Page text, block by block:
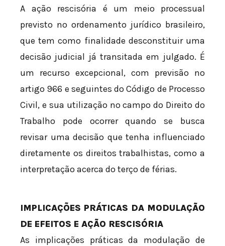
A ação rescisória é um meio processual
previsto no ordenamento jurídico brasileiro,
que tem como finalidade desconstituir uma
decisão judicial já transitada em julgado. É
um recurso excepcional, com previsão no
artigo 966 e seguintes do Código de Processo
Civil, e sua utilização no campo do Direito do
Trabalho pode ocorrer quando se busca
revisar uma decisão que tenha influenciado
diretamente os direitos trabalhistas, como a
interpretação acerca do terço de férias.
IMPLICAÇÕES PRÁTICAS DA MODULAÇÃO
DE EFEITOS E AÇÃO RESCISÓRIA
As implicações práticas da modulação de